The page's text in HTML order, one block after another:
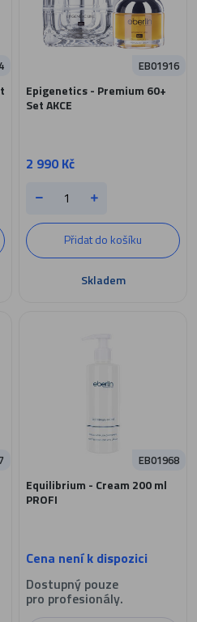
Epigenetics - Premium 60+
Set AKCE
2 990 Kč
EB01916
Přidat do košíku
Skladem
Equilibrium - Cream 200 ml
PROFI
Cena není k dispozici
EB01968
Dostupný pouze
pro profesionály.